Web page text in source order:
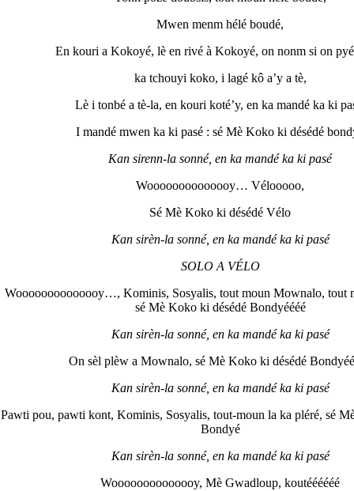
Mwen menm hélé boudé,
En kouri a Kokoyé, lè en rivé à Kokoyé, on nonm si on
ka tchouyi koko, i lagé kô a’y a tè,
Lè i tonbé a tè-la, en kouri koté’y, en ka mandé ka ki
I mandé mwen ka ki pasé : sé Mè Koko ki désédé
Kan sirenn-la sonné, en ka mandé ka ki pasé
Woooooooooooooy… Vélooooo,
Sé Mè Koko ki désédé Vélo
Kan sirèn-la sonné, en ka mandé ka ki pasé
SOLO A VÉLO
Woooooooooooooy…, Kominis, Sosyalis, tout moun Mownalo, tout
sé Mè Koko ki désédé Bondyéééé
Kan sirèn-la sonné, en ka mandé ka ki pasé
On sèl plèw a Mownalo, sé Mè Koko ki désédé
Kan sirèn-la sonné, en ka mandé ka ki pasé
Pawti pou, pawti kont, Kominis, Sosyalis, tout-moun la ka pléré, sé
Bondyé
Kan sirèn-la sonné, en ka mandé ka ki pasé
Woooooooooooooy, Mè Gwadloup, koutéééééé